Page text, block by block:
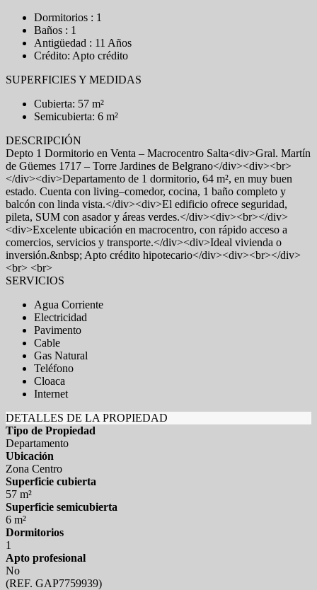
Dormitorios : 1
Baños : 1
Antigüedad : 11 Años
Crédito: Apto crédito
SUPERFICIES Y MEDIDAS
Cubierta: 57 m²
Semicubierta: 6 m²
DESCRIPCIÓN
Depto 1 Dormitorio en Venta – Macrocentro Salta<div>Gral. Martín
de Güemes 1717 – Torre Jardines de Belgrano</div><div><br>
</div><div>Departamento de 1 dormitorio, 64 m², en muy buen
estado. Cuenta con living–comedor, cocina, 1 baño completo y
balcón con linda vista.</div><div>El edificio ofrece seguridad,
pileta, SUM con asador y áreas verdes.</div><div><br></div>
<div>Excelente ubicación en macrocentro, con rápido acceso a
comercios, servicios y transporte.</div><div>Ideal vivienda o
inversión.&nbsp; Apto crédito hipotecario</div><div><br></div>
<br> <br>
SERVICIOS
Agua Corriente
Electricidad
Pavimento
Cable
Gas Natural
Teléfono
Cloaca
Internet
DETALLES DE LA PROPIEDAD
Tipo de Propiedad
Departamento
Ubicación
Zona Centro
Superficie cubierta
57 m²
Superficie semicubierta
6 m²
Dormitorios
1
Apto profesional
No
(REF. GAP7759939)